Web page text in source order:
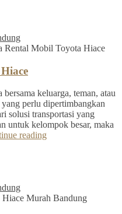
Rental Mobil Toyota Hiace
keluarga, teman, atau
perlu dipertimbangkan
solusi transportasi yang
untuk kelompok besar, maka
reading
Hiace Murah Bandung